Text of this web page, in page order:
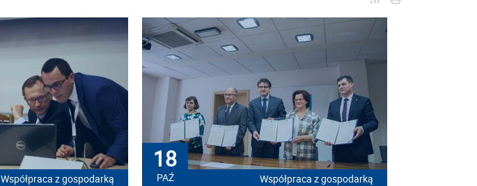
Współpraca z gospodarką
18
PAŹ Współpraca z gospodarką